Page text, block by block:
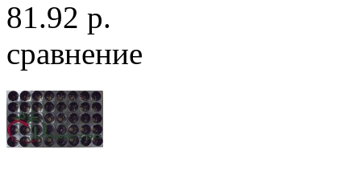
81.92 р.
сравнение